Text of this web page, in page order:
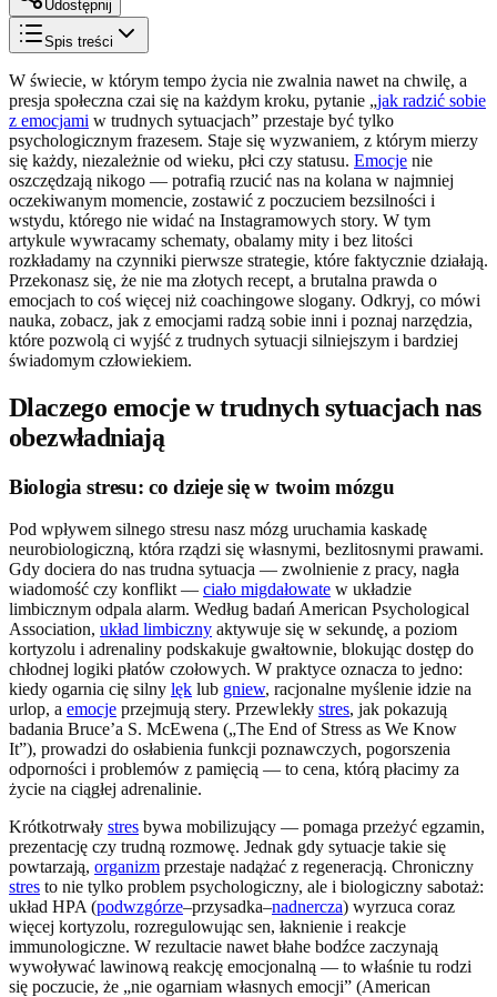
Udostępnij
Spis treści
W świecie, w którym tempo życia nie zwalnia nawet na chwilę, a
presja społeczna czai się na każdym kroku, pytanie „jak radzić sobie
z emocjami w trudnych sytuacjach” przestaje być tylko
psychologicznym frazesem. Staje się wyzwaniem, z którym mierzy
się każdy, niezależnie od wieku, płci czy statusu. Emocje nie
oszczędzają nikogo — potrafią rzucić nas na kolana w najmniej
oczekiwanym momencie, zostawić z poczuciem bezsilności i
wstydu, którego nie widać na Instagramowych story. W tym
artykule wywracamy schematy, obalamy mity i bez litości
rozkładamy na czynniki pierwsze strategie, które faktycznie działają.
Przekonasz się, że nie ma złotych recept, a brutalna prawda o
emocjach to coś więcej niż coachingowe slogany. Odkryj, co mówi
nauka, zobacz, jak z emocjami radzą sobie inni i poznaj narzędzia,
które pozwolą ci wyjść z trudnych sytuacji silniejszym i bardziej
świadomym człowiekiem.
Dlaczego emocje w trudnych sytuacjach nas
obezwładniają
Biologia stresu: co dzieje się w twoim mózgu
Pod wpływem silnego stresu nasz mózg uruchamia kaskadę
neurobiologiczną, która rządzi się własnymi, bezlitosnymi prawami.
Gdy dociera do nas trudna sytuacja — zwolnienie z pracy, nagła
wiadomość czy konflikt — ciało migdałowate w układzie
limbicznym odpala alarm. Według badań American Psychological
Association, układ limbiczny aktywuje się w sekundę, a poziom
kortyzolu i adrenaliny podskakuje gwałtownie, blokując dostęp do
chłodnej logiki płatów czołowych. W praktyce oznacza to jedno:
kiedy ogarnia cię silny lęk lub gniew, racjonalne myślenie idzie na
urlop, a emocje przejmują stery. Przewlekły stres, jak pokazują
badania Bruce’a S. McEwena („The End of Stress as We Know
It”), prowadzi do osłabienia funkcji poznawczych, pogorszenia
odporności i problemów z pamięcią — to cena, którą płacimy za
życie na ciągłej adrenalinie.
Krótkotrwały stres bywa mobilizujący — pomaga przeżyć egzamin,
prezentację czy trudną rozmowę. Jednak gdy sytuacje takie się
powtarzają, organizm przestaje nadążać z regeneracją. Chroniczny
stres to nie tylko problem psychologiczny, ale i biologiczny sabotaż:
układ HPA (podwzgórze–przysadka–nadnercza) wyrzuca coraz
więcej kortyzolu, rozregulowując sen, łaknienie i reakcje
immunologiczne. W rezultacie nawet błahe bodźce zaczynają
wywoływać lawinową reakcję emocjonalną — to właśnie tu rodzi
się poczucie, że „nie ogarniam własnych emocji” (American